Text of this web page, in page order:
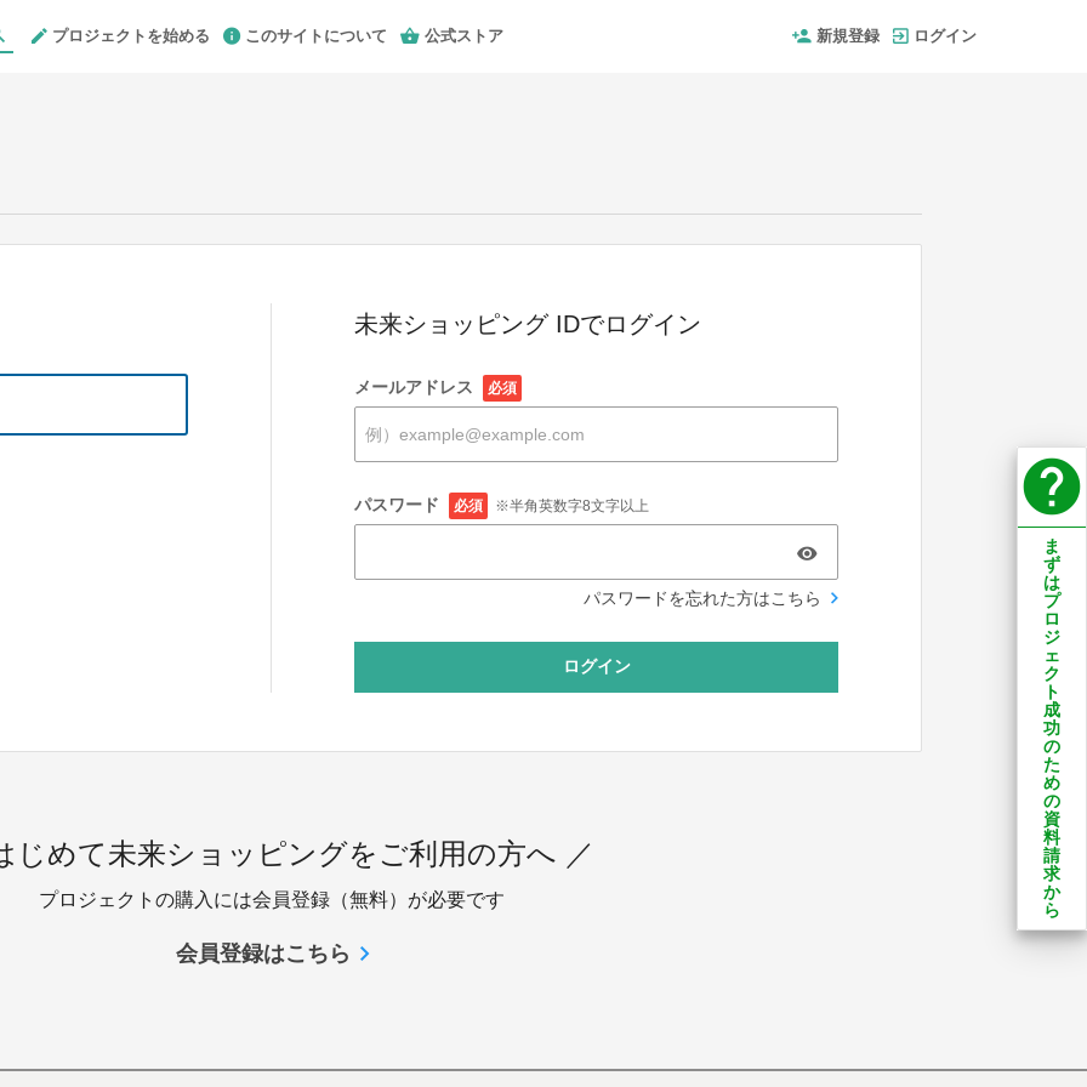
プロジェクトを始める このサイトについて 公式ストア 新規登録 ログイン
未来ショッピング IDでログイン
メールアドレス 必須
パスワード 必須 ※半角英数字8文字以上
パスワードを忘れた方はこちら
ログイン
じめて未来ショッピングをご利用の方へ ／
プロジェクトの購入には会員登録（無料）が必要です
会員登録はこちら
help
ま
ず
は
プ
ロ
ジ
ェ
ク
ト
成
功
の
た
め
の
資
料
請
求
か
ら